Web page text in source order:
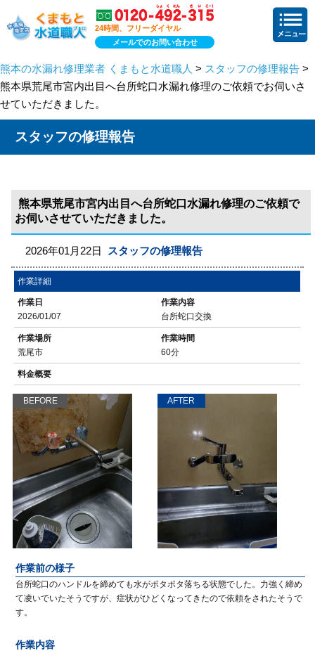
24時間、フリーダイヤル
メールでのお問い合わせ
熊本の水漏れ修理業者 くまもと水道職人 > スタッフの修理報告 >
熊本県荒尾市宮内出目へ台所蛇口水漏れ修理のご依頼でお伺いさ
せていただきました。
スタッフの修理報告
熊本県荒尾市宮内出目へ台所蛇口水漏れ修理のご依頼で
お伺いさせていただきました。
2026年01月22日 スタッフの修理報告
作業詳細
作業日
2026/01/07
作業内容
台所蛇口交換
作業場所
荒尾市
作業時間
60分
料金概要
BEFORE AFTER
作業前の様子
台所蛇口のハンドルを締めても水がポタポタ落ちる状態でした。力強く締め
て凌いでいたそうですが、症状がひどくなってきたので依頼をされたそうで
す。
作業内容